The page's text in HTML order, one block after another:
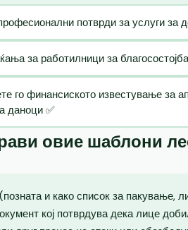
потврди за услуги
за работилници за
го финансиското известување за
даноци ✅
овие шаблони
и како список за пакување,
кој потврдува дека лице